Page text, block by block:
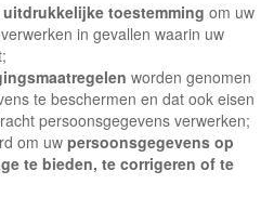
toestemming om uw
in gevallen waarin uw
worden genomen
te beschermen en dat ook eisen
persoonsgegevens verwerken;
om uw persoonsgegevens op
te bieden, te corrigeren of te